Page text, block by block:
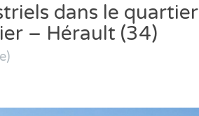
dans le quartier
– Hérault (34)